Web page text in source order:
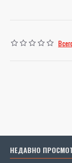
НЕДАВНО